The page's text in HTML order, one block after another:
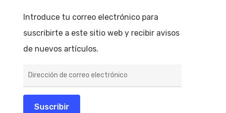
Introduce tu correo electrónico para
suscribirte a este sitio web y recibir avisos
de nuevos artículos.
de
electrónico
Suscribir